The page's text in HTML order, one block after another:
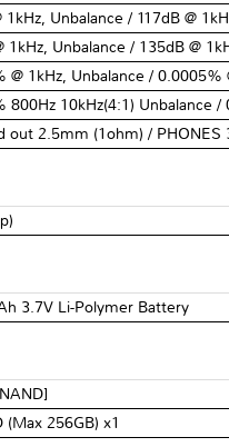
1kHz, Unbalance / 117dB @
1kHz, Unbalance / 135dB @
@ 1kHz, Unbalance / 0.0005%
800Hz 10kHz(4:1) Unbalance
out 2.5mm (1ohm) / PHONES
3.7V Li-Polymer Battery
(Max 256GB) x1